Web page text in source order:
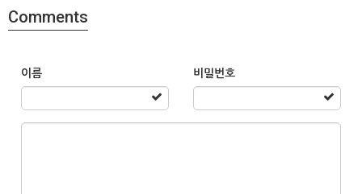
Comments
이름 비밀번호